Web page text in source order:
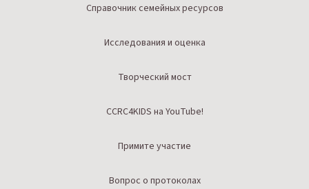
Справочник семейных ресурсов
Исследования и оценка
Творческий мост
CCRC4KIDS на YouTube!
Примите участие
Вопрос о протоколах